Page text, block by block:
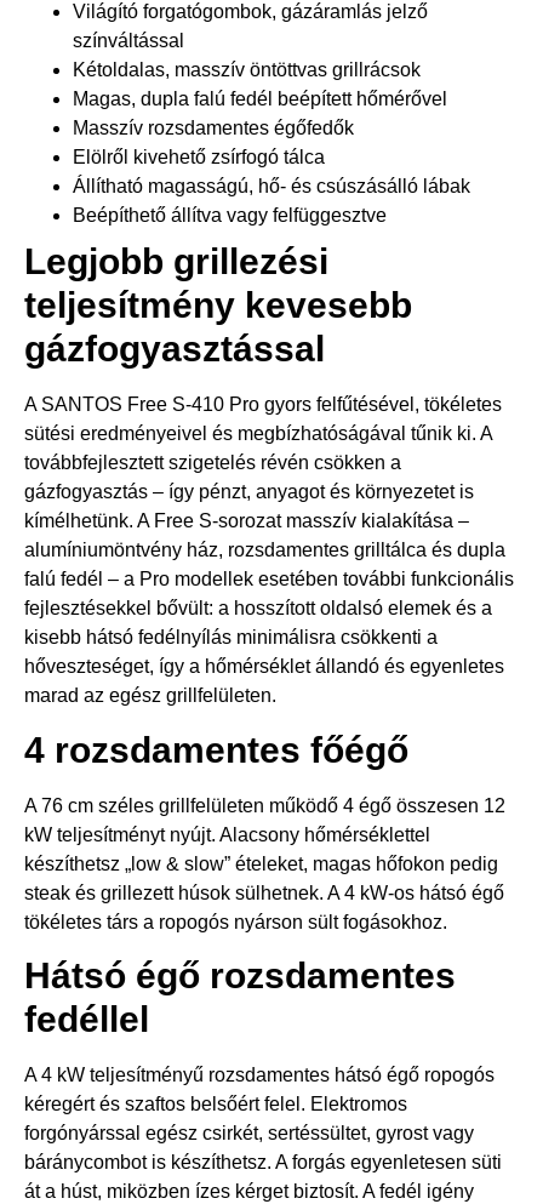
Világító forgatógombok, gázáramlás jelző
színváltással
Kétoldalas, masszív öntöttvas grillrácsok
Magas, dupla falú fedél beépített hőmérővel
Masszív rozsdamentes égőfedők
Elölről kivehető zsírfogó tálca
Állítható magasságú, hő- és csúszásálló lábak
Beépíthető állítva vagy felfüggesztve
Legjobb grillezési
teljesítmény kevesebb
gázfogyasztással
A SANTOS Free S-410 Pro gyors felfűtésével, tökéletes
sütési eredményeivel és megbízhatóságával tűnik ki. A
továbbfejlesztett szigetelés révén csökken a
gázfogyasztás – így pénzt, anyagot és környezetet is
kímélhetünk. A Free S-sorozat masszív kialakítása –
alumíniumöntvény ház, rozsdamentes grilltálca és dupla
falú fedél – a Pro modellek esetében további funkcionális
fejlesztésekkel bővült: a hosszított oldalsó elemek és a
kisebb hátsó fedélnyílás minimálisra csökkenti a
hőveszteséget, így a hőmérséklet állandó és egyenletes
marad az egész grillfelületen.
4 rozsdamentes főégő
A 76 cm széles grillfelületen működő 4 égő összesen 12
kW teljesítményt nyújt. Alacsony hőmérséklettel
készíthetsz „low & slow” ételeket, magas hőfokon pedig
steak és grillezett húsok sülhetnek. A 4 kW-os hátsó égő
tökéletes társ a ropogós nyárson sült fogásokhoz.
Hátsó égő rozsdamentes
fedéllel
A 4 kW teljesítményű rozsdamentes hátsó égő ropogós
kéregért és szaftos belsőért felel. Elektromos
forgónyárssal egész csirkét, sertéssültet, gyrost vagy
báránycombot is készíthetsz. A forgás egyenletesen süti
át a húst, miközben ízes kérget biztosít. A fedél igény